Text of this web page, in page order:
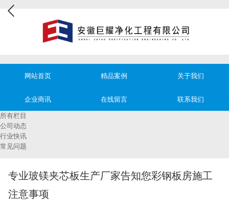
网站首页 精品案例 关于我们
企业商讯 在线留言 联系我们
所有栏目
公司动态
行业快讯
常见问题
专业玻镁夹芯板生产厂家告知您彩钢板房施工
注意事项